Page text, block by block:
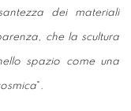
dei materiali
che la scultura
spazio come una
".